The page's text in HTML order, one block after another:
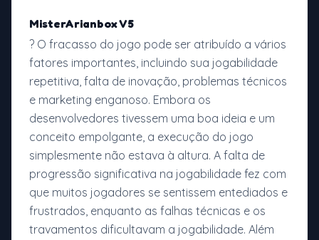
MisterArianbox V5
? O fracasso do jogo pode ser atribuído a vários
fatores importantes, incluindo sua jogabilidade
repetitiva, falta de inovação, problemas técnicos
e marketing enganoso. Embora os
desenvolvedores tivessem uma boa ideia e um
conceito empolgante, a execução do jogo
simplesmente não estava à altura. A falta de
progressão significativa na jogabilidade fez com
que muitos jogadores se sentissem entediados e
frustrados, enquanto as falhas técnicas e os
travamentos dificultavam a jogabilidade. Além